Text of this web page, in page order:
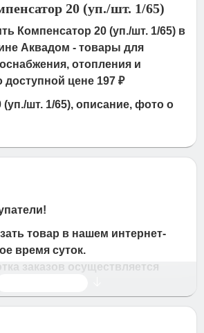
20 (уп./шт. 1/65)
Компенсатор 20 (уп./шт. 1/65) в
Аквадом - товары для
отопления и
доступной цене 197 ₽
(уп./шт. 1/65), описание, фото о
товар в нашем интернет-
время суток.
заказов осуществляется